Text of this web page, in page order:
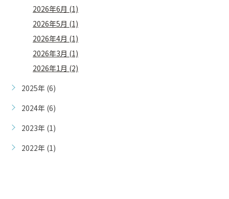
2026年6月 (1)
2026年5月 (1)
2026年4月 (1)
2026年3月 (1)
2026年1月 (2)
2025年 (6)
2024年 (6)
2023年 (1)
2022年 (1)